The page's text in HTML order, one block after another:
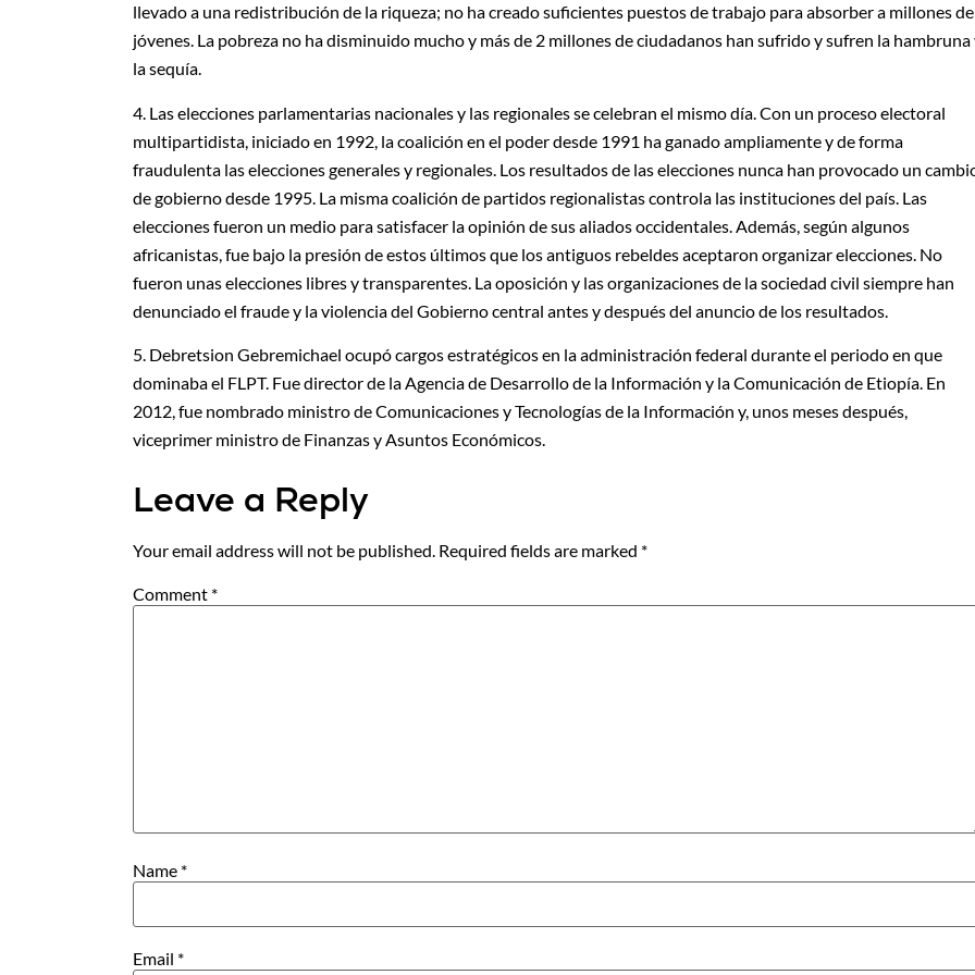
llevado a una redistribución de la riqueza; no ha creado suficientes puestos de trabajo para absorber a millones de
jóvenes. La pobreza no ha disminuido mucho y más de 2 millones de ciudadanos han sufrido y sufren la hambruna
la sequía.
4. Las elecciones parlamentarias nacionales y las regionales se celebran el mismo día. Con un proceso electoral
multipartidista, iniciado en 1992, la coalición en el poder desde 1991 ha ganado ampliamente y de forma
fraudulenta las elecciones generales y regionales. Los resultados de las elecciones nunca han provocado un
de gobierno desde 1995. La misma coalición de partidos regionalistas controla las instituciones del país. Las
elecciones fueron un medio para satisfacer la opinión de sus aliados occidentales. Además, según algunos
africanistas, fue bajo la presión de estos últimos que los antiguos rebeldes aceptaron organizar elecciones. No
fueron unas elecciones libres y transparentes. La oposición y las organizaciones de la sociedad civil siempre han
denunciado el fraude y la violencia del Gobierno central antes y después del anuncio de los resultados.
5. Debretsion Gebremichael ocupó cargos estratégicos en la administración federal durante el periodo en que
dominaba el FLPT. Fue director de la Agencia de Desarrollo de la Información y la Comunicación de Etiopía. En
2012, fue nombrado ministro de Comunicaciones y Tecnologías de la Información y, unos meses después,
viceprimer ministro de Finanzas y Asuntos Económicos.
Leave a Reply
Your email address will not be published. Required fields are marked *
Comment *
Name *
Email *